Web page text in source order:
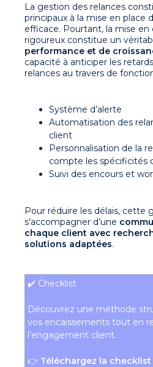
La gestion des relances
principaux à la mise en place
efficace. Pourtant, la mise
rigoureux constitue un
performance et de
capacité à anticiper les
relances au travers de
Système d’alerte
Automatisation des
client
Personnalisation de la
compte les spécificités
Suivi des encours et
Pour réduire les délais, cette
s’accompagner d’une
chaque client avec
solutions adaptées.
✔️ Checklist
Découvrez une méthode
vos encaissements tout en
l’engagement client.
👉 Téléchargez la